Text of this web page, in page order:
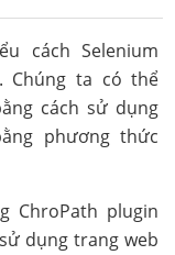
cách Selenium
Chúng ta có thể
cách sử dụng
phương thức
ChroPath plugin
dụng trang web